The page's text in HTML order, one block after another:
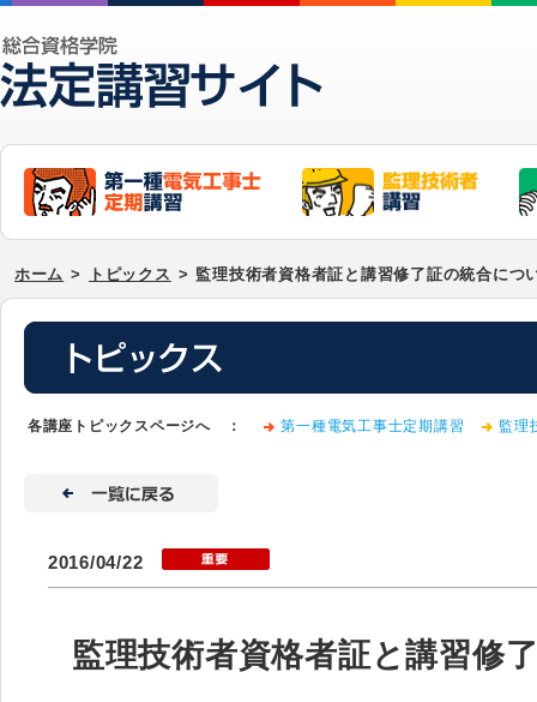
ホーム > トピックス > 監理技術者資格者証と講習修了証の統合につ
各講座トピックスページへ ： 第一種電気工事士定期講習 監理
2016/04/22
監理技術者資格者証と講習修